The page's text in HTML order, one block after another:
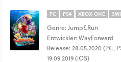
PC PS4 XBOX ONE
Genre: Jump&Run
Entwickler: WayForward
Release: 28.05.2020 (PC,
19.09.2019 (iOS)